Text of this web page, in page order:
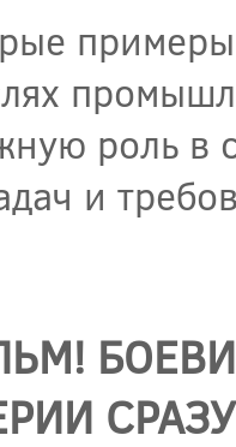
роль в
и